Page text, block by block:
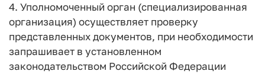
4. Уполномоченный орган (специализированная
организация) осуществляет проверку
представленных документов, при необходимости
запрашивает в установленном
законодательством Российской Федерации